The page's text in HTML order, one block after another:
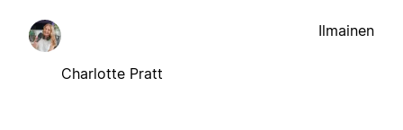
Charlotte Pratt
Ilmainen